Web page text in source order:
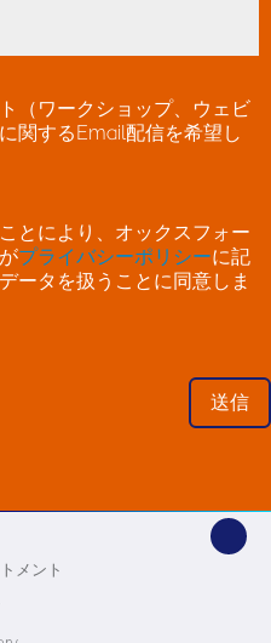
（ワークショップ、ウェビ
関するEmail配信を希望し
とにより、オックスフォー
プライバシーポリシーに記
ータを扱うことに同意しま
メント